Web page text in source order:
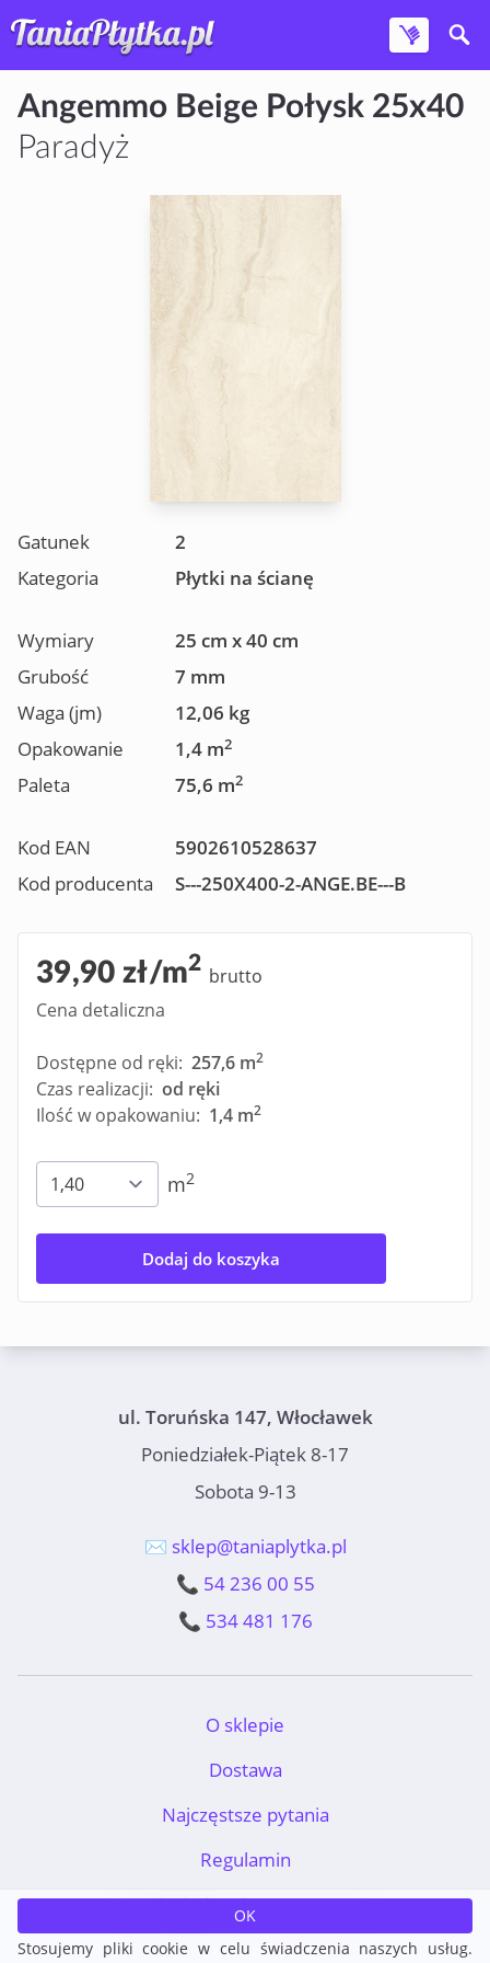
Angemmo Beige Połysk 25x40
Paradyż
Gatunek
2
Kategoria
Płytki na ścianę
Wymiary
25 cm x 40 cm
Grubość
7 mm
Waga (jm)
12,06 kg
Opakowanie
1,4 m2
Paleta 75,6 m2
Kod EAN
5902610528637
Kod producenta
S---250X400-2-ANGE.BE---B
39,90 zł/m2
brutto
Cena detaliczna
Dostępne od ręki: 257,6 m2
Czas realizacji: od ręki
Ilość w opakowaniu: 1,4 m2
m2
Dodaj do koszyka
ul. Toruńska 147, Włocławek
Poniedziałek-Piątek 8-17
Sobota 9-13
✉️ sklep@taniaplytka.pl
📞 54 236 00 55
📞 534 481 176
O sklepie
Dostawa
Najczęstsze pytania
Regulamin
TaniaPłytka.pl © 2011-2026
Stosujemy pliki cookie w celu świadczenia naszych usług.
OK